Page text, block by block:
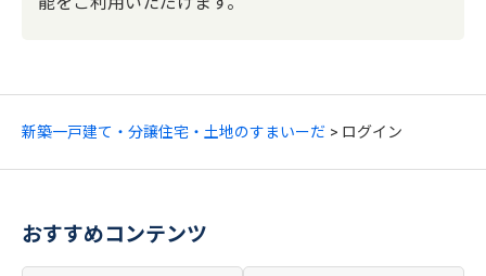
新築一戸建て・分譲住宅・土地のすまいーだ ログイン
おすすめコンテンツ